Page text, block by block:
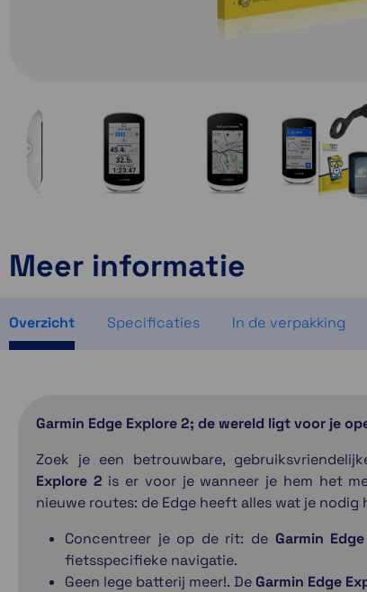
Meer informatie
Overzicht Specificaties In de verpakking
Garmin Edge Explore 2; de wereld ligt voor je
Zoek je een betrouwbare,
Explore 2 is er voor je wanneer je hem het
nieuwe routes: de Edge heeft alles wat je nodig
Concentreer je op de rit: de Garmin
fietsspecifieke navigatie.
Geen lege batterij meer!. DeGarmin Edge